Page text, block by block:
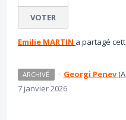
VOTER
Emilie MARTIN a partagé
ARCHIVÉ · Georgi Penev(
7 janvier 2026